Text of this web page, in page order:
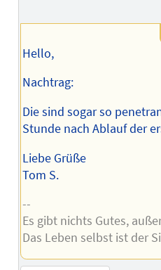
Autors
Hello,
Nachtrag:
Die sind sogar so
Stunde nach Ablauf der
Liebe Grüße
Tom S.
--
Es gibt nichts Gutes,
Das Leben selbst ist der